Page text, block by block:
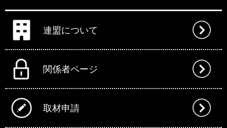
連盟について
関係者ページ
取材申請